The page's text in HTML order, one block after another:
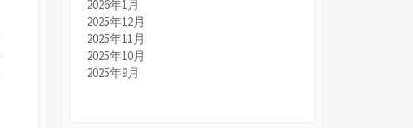
2026年1月
2025年12月
2025年11月
2025年10月
2025年9月